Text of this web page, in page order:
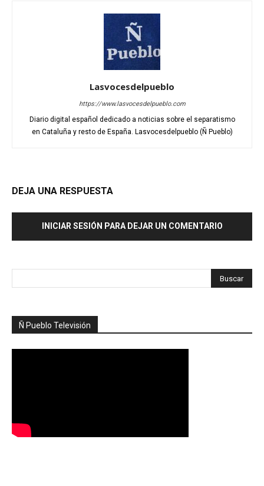
Lasvocesdelpueblo
https://www.lasvocesdelpueblo.com
Diario digital español dedicado a noticias sobre el separatismo
en Cataluña y resto de España. Lasvocesdelpueblo (Ñ Pueblo)
DEJA UNA RESPUESTA
INICIAR SESIÓN PARA DEJAR UN COMENTARIO
Ñ Pueblo Televisión